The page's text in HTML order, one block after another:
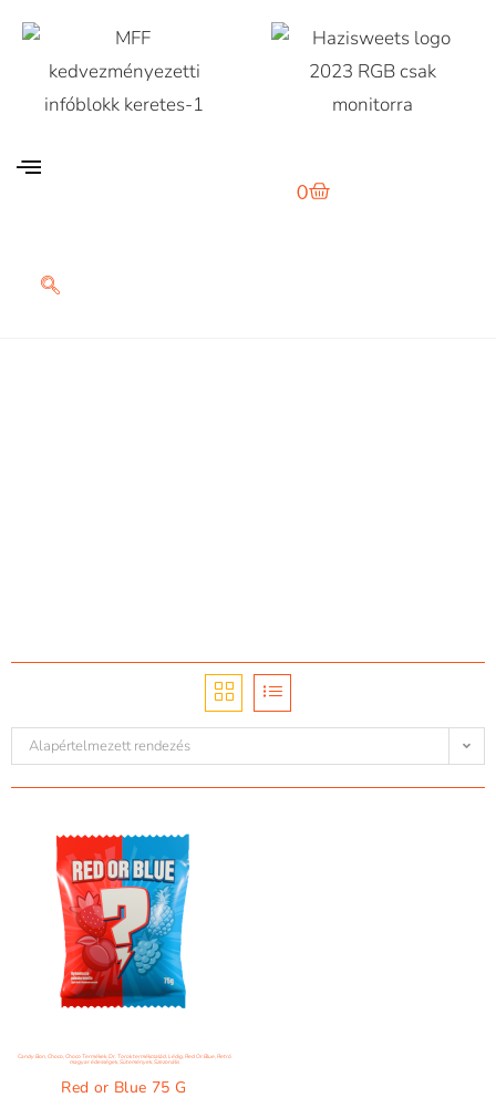
0
Alapértelmezett rendezés
Candy Bon,Choco,Choco Termékek,Dr. Torok termékcsalád,Lédig,Red Or Blue,Retró
magyar édességek,Sütemények,Szezonális
Red or Blue 75 G